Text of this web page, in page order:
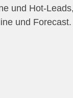
und Hot-
und Forecast.